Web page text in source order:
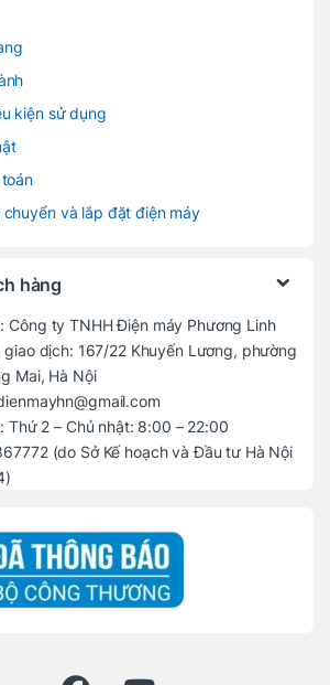
kiện sử dụng
và lắp đặt điện máy
hàng
Công ty TNHH Điện máy Phương Linh
dịch: 167/22 Khuyến Lương, phường
Mai, Hà Nội
Thứ 2 – Chủ nhật: 8:00 – 22:00
(do Sở Kế hoạch và Đầu tư Hà Nội